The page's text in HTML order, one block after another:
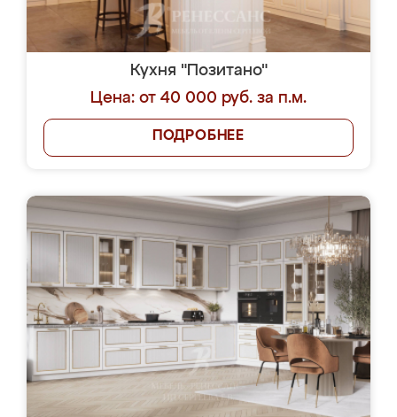
Кухня "Позитано"
Цена: от 40 000 руб. за п.м.
ПОДРОБНЕЕ